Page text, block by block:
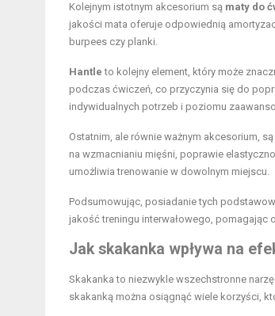
Kolejnym istotnym akcesorium są maty do
jakości mata oferuje odpowiednią
burpees czy planki.
Hantle to kolejny element, który może
podczas ćwiczeń, co przyczynia się do
indywidualnych potrzeb i poziomu
Ostatnim, ale równie ważnym akcesorium, są
na wzmacnianiu mięśni, poprawie
umożliwia trenowanie w dowolnym miejscu.
Podsumowując, posiadanie tych
jakość treningu interwałowego,
Jak skakanka wpływa na
Skakanka to niezwykle wszechstronne
skakanką można osiągnąć wiele korzyści,